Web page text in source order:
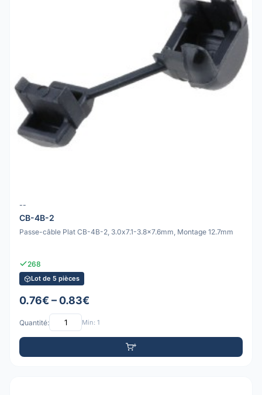
--
CB-4B-2
Passe-câble Plat CB-4B-2, 3.0x7.1-3.8x7.6mm, Montage 12.7mm
268
Lot de 5 pièces
0.76€ – 0.83€
Quantité: Min: 1